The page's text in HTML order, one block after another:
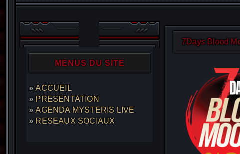
MENUS DU SITE
ACCUEIL
PRESENTATION
AGENDA MYSTERIS LIVE
RESEAUX SOCIAUX
7Days Blood